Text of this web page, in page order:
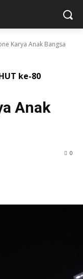
Karya Anak Bangsa
ke-80
Anak
0